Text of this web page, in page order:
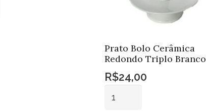
Prato Bolo Cerâmica
Redondo Triplo Branco
R$24,00